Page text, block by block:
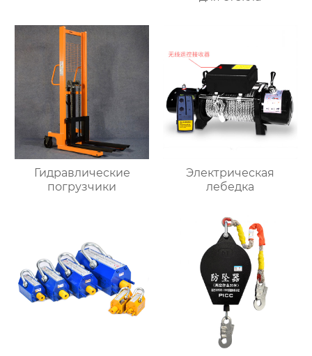
Гидравлические
погрузчики
Электрическая
лебедка